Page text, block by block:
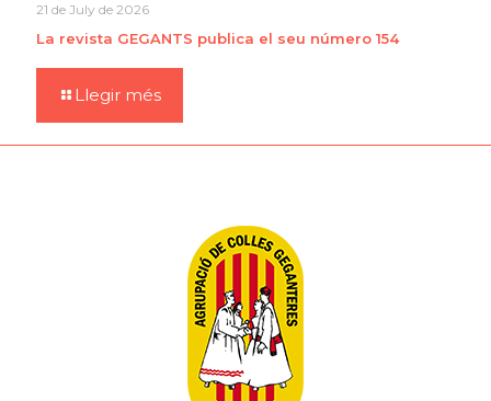
21 de July de 2026
La revista GEGANTS publica el seu número 154
Llegir més